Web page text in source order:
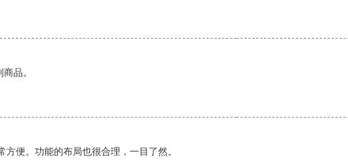
品。
便。功能的布局也很合理，一目了然。